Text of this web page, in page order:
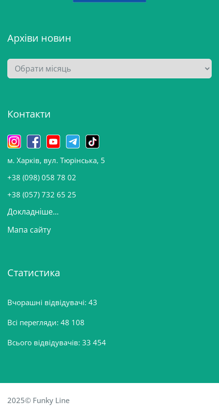
Архіви новин
А
р
в
н
о
в
и
Контакти
м. Харків, вул. Тюрінська, 5
+38 (098) 058 78 02
+38 (057) 732 65 25
Докладніше...
Мапа сайту
Статистика
Вчорашні відвідувачі: 43
Всі перегляди: 48 108
Всього відвідувачів: 33 454
2025© Funky Line